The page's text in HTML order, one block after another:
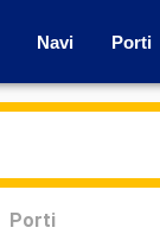
Navi Porti
Porti